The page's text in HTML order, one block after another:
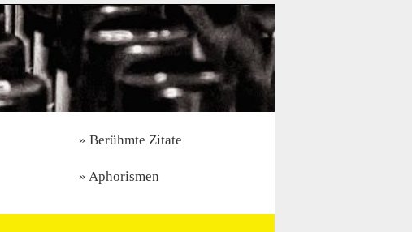
Berühmte Zitate
Aphorismen